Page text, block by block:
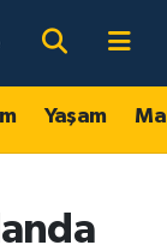
Yaşam